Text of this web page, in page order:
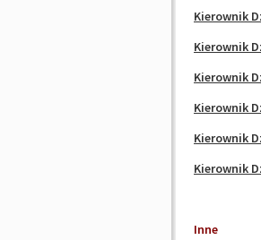
Kierownik
Kierownik
Kierownik
Kierownik
Kierownik
Kierownik
Inne